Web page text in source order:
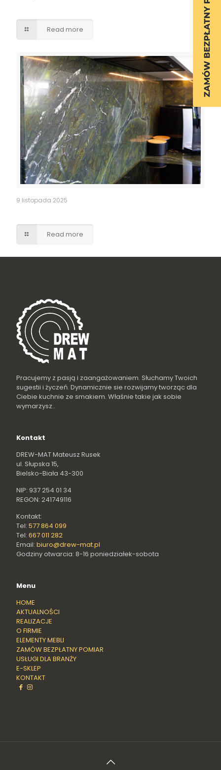
Read more
9 listopada 2025
Read more
Pracujemy z pasją i zaangażowaniem. Słuchamy Twoich
sugestii i życzeń. Dynamicznie sie rozwijamy tworząc dla
Ciebie kuchnie ze smakiem. Właśnie takie jak sobie
wymarzysz..
Kontakt
DREW-MAT Mateusz Rusek
ul. Słupska 15,
Bielsko-Biała 43-300
NIP: 937 254 01 34
REGON: 241749116
Kontakt:
Tel: 577 864 099
Tel: 667 011 282
Email: biuro@drew-mat.pl
Godziny otwarcia: 8-16 poniedziałek-sobota
Menu
HOME
AKTUALNOŚCI
REALIZACJE
O FIRMIE
ELEMENTY MEBLI
ZAMÓW BEZPŁATNY POMIAR
USŁUGI DLA BRANŻY
E-SKLEP
KONTAKT